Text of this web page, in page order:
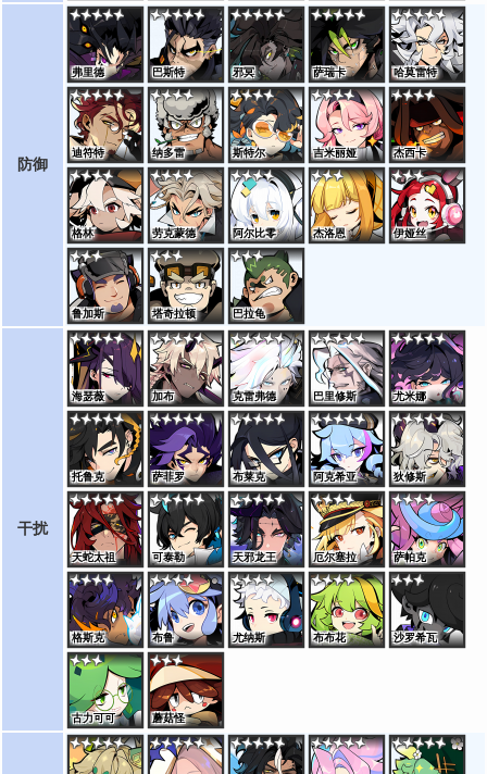
防御
弗里德 巴斯特 邪冥 萨瑞卡 哈莫雷特
迪符特 纳多雷 斯特尔 吉米丽娅 杰西卡
格林 劳克蒙德 阿尔比零 杰洛恩 伊娅丝
鲁加斯 塔奇拉顿 巴拉龟
干扰
海瑟薇 加布 克雷弗德 巴里修斯 尤米娜
托鲁克 萨菲罗 布莱克 阿克希亚 狄修斯
天蛇太祖 可泰勒 天邪龙王 厄尔塞拉 萨帕克
格斯克 布鲁 尤纳斯 布布花 沙罗希瓦
古力可可 蘑菇怪